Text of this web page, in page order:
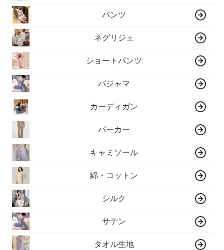
パンツ
ネグリジェ
ショートパンツ
パジャマ
カーディガン
パーカー
キャミソール
綿・コットン
シルク
サテン
タオル生地